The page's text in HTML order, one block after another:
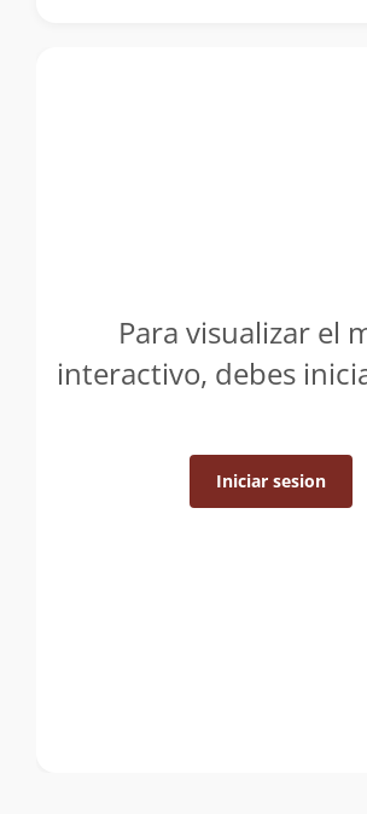
Para visualizar el
interactivo, debes
Iniciar sesion